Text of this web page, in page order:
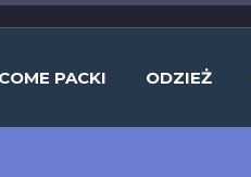
PACKI ODZIEŻ